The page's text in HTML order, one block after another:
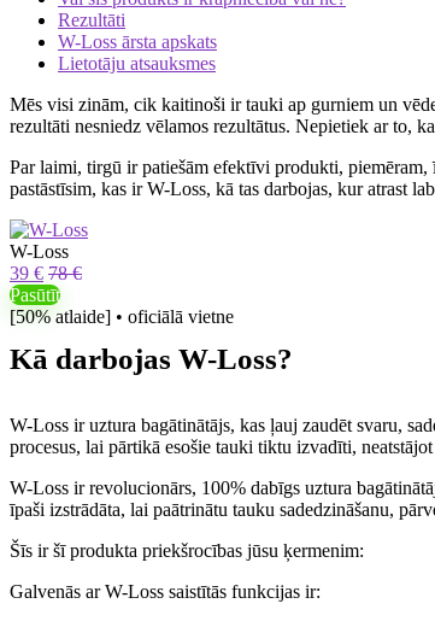
Rezultāti
W-Loss ārsta apskats
Lietotāju atsauksmes
Mēs visi zinām, cik kaitinoši ir tauki ap gurniem un
rezultāti nesniedz vēlamos rezultātus. Nepietiek ar to,
Par laimi, tirgū ir patiešām efektīvi produkti, piemēram,
pastāstīsim, kas ir W-Loss, kā tas darbojas, kur atrast
W-Loss
39 € 78 €
Pasūtīt
[50% atlaide] • oficiālā vietne
Kā darbojas W-Loss?
W-Loss ir uztura bagātinātājs, kas ļauj zaudēt svaru,
procesus, lai pārtikā esošie tauki tiktu izvadīti,
W-Loss ir revolucionārs, 100% dabīgs uztura
īpaši izstrādāta, lai paātrinātu tauku sadedzināšanu,
Šīs ir šī produkta priekšrocības jūsu ķermenim:
Galvenās ar W-Loss saistītās funkcijas ir: